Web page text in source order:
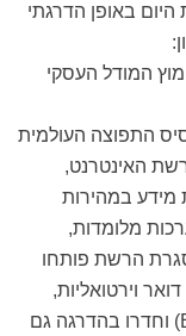
באופן הדרגתי
המודל העסקי
התפוצה העולמית
האינטרנט,
במהירות
מלומדות,
הרשת פותחו
וירטואליות,
שנוצלו תחילה בהתקשרויות (E-Commerce) וחדרו בהדרגה גם